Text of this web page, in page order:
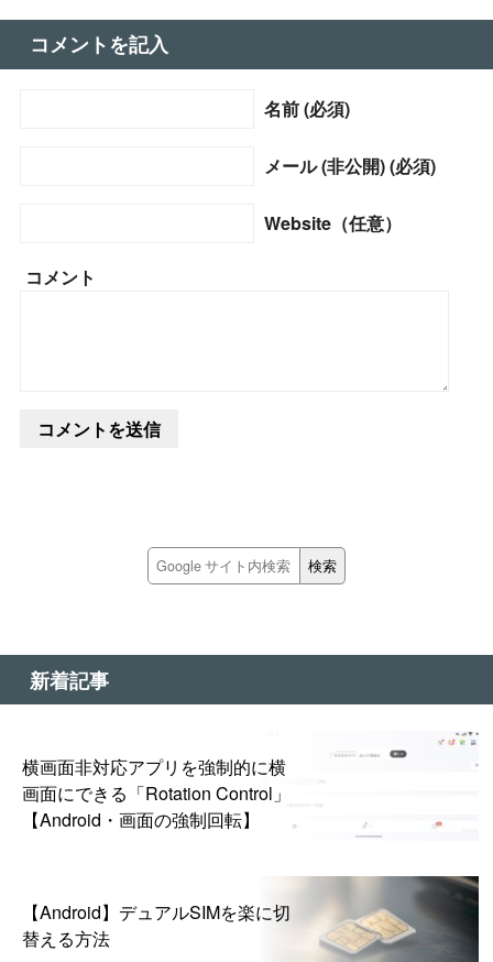
コメントを記入
名前 (必須)
メール (非公開) (必須)
Website（任意）
コメント
新着記事
横画面非対応アプリを強制的に横
画面にできる「Rotation Control」
【Android・画面の強制回転】
【Android】デュアルSIMを楽に切
替える方法